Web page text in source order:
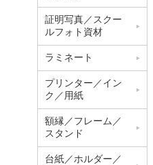
証明写真／スクー
ルフォト資材
ラミネート
プリンター／イン
ク／用紙
額縁／フレーム／
スタンド
台紙／ホルダー／